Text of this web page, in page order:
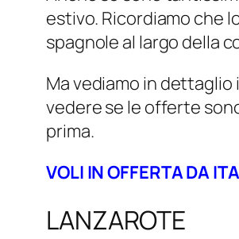
estivo. Ricordiamo che
spagnole al largo della
Ma vediamo in dettaglio
vedere se le offerte
prima.
VOLI IN OFFERTA DA
LANZAROTE